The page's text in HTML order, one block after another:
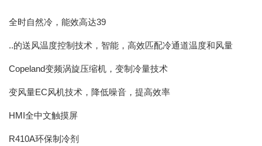
全时自然冷，能效高达39
..的送风温度控制技术，智能，高效匹配冷通道温度和风量
Copeland变频涡旋压缩机，变制冷量技术
变风量EC风机技术，降低噪音，提高效率
HMI全中文触摸屏
R410A环保制冷剂